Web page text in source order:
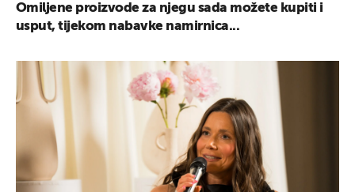
Omiljene proizvode za njegu sada možete kupiti i
usput, tijekom nabavke namirnica...